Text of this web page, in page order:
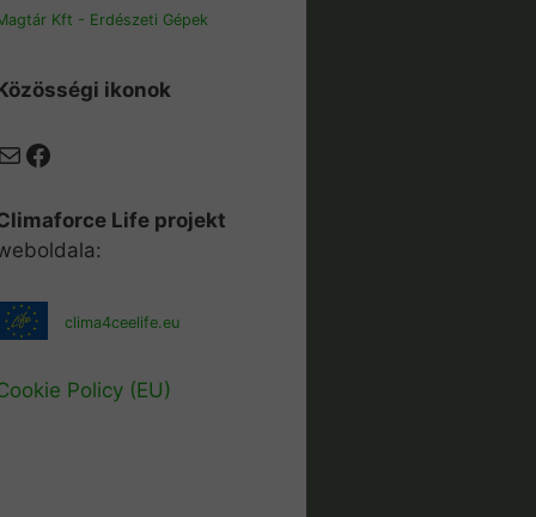
Kft - Erdészeti Gépek
ikonok
MailFacebook
Life projekt
clima4ceelife.eu
Policy (EU)